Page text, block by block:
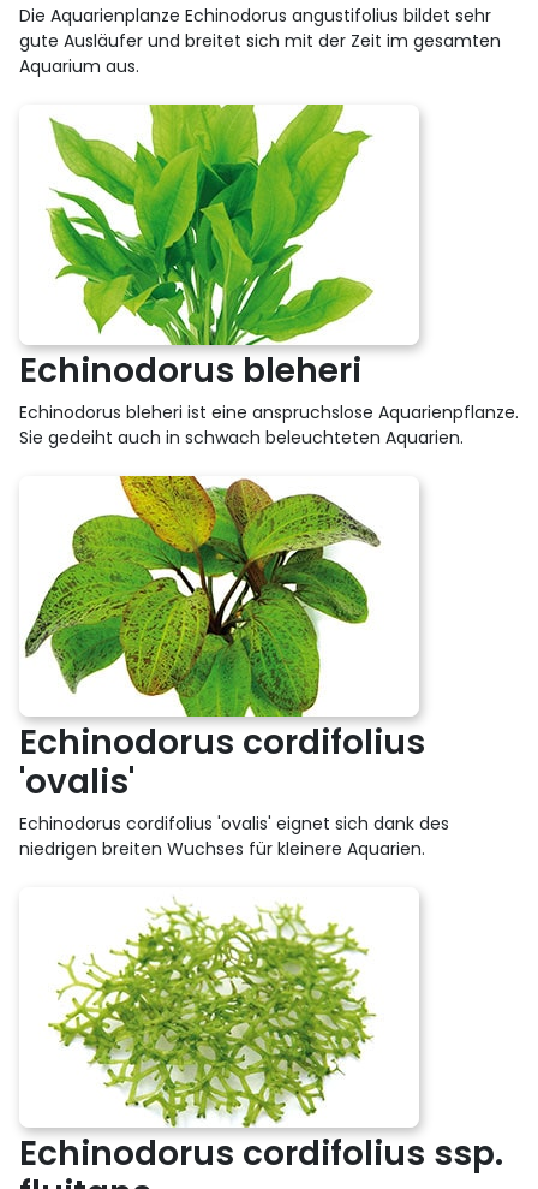
Die Aquarienplanze Echinodorus angustifolius bildet sehr
gute Ausläufer und breitet sich mit der Zeit im gesamten
Aquarium aus.
Echinodorus bleheri
Echinodorus bleheri ist eine anspruchslose Aquarienpflanze.
Sie gedeiht auch in schwach beleuchteten Aquarien.
Echinodorus cordifolius
'ovalis'
Echinodorus cordifolius 'ovalis' eignet sich dank des
niedrigen breiten Wuchses für kleinere Aquarien.
Echinodorus cordifolius ssp.